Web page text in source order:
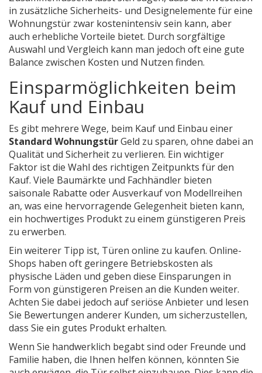
in zusätzliche Sicherheits- und Designelemente für eine
Wohnungstür zwar kostenintensiv sein kann, aber
auch erhebliche Vorteile bietet. Durch sorgfältige
Auswahl und Vergleich kann man jedoch oft eine gute
Balance zwischen Kosten und Nutzen finden.
Einsparmöglichkeiten beim
Kauf und Einbau
Es gibt mehrere Wege, beim Kauf und Einbau einer
Standard WohnungstürGeld zu sparen, ohne dabei an
Qualität und Sicherheit zu verlieren. Ein wichtiger
Faktor ist die Wahl des richtigen Zeitpunkts für den
Kauf. Viele Baumärkte und Fachhändler bieten
saisonale Rabatte oder Ausverkauf von Modellreihen
an, was eine hervorragende Gelegenheit bieten kann,
ein hochwertiges Produkt zu einem günstigeren Preis
zu erwerben.
Ein weiterer Tipp ist, Türen online zu kaufen. Online-
Shops haben oft geringere Betriebskosten als
physische Läden und geben diese Einsparungen in
Form von günstigeren Preisen an die Kunden weiter.
Achten Sie dabei jedoch auf seriöse Anbieter und lesen
Sie Bewertungen anderer Kunden, um sicherzustellen,
dass Sie ein gutes Produkt erhalten.
Wenn Sie handwerklich begabt sind oder Freunde und
Familie haben, die Ihnen helfen können, könnten Sie